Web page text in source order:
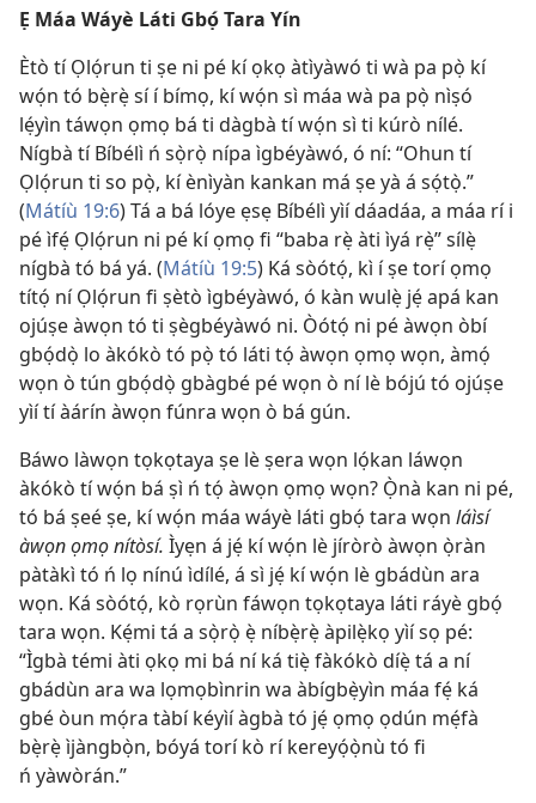
Ẹ Máa Wáyè Láti Gbọ́ Tara Yín
Ètò tí Ọlọ́run ti ṣe ni pé kí ọkọ àtìyàwó ti wà pa pọ̀ kí
wọ́n tó bẹ̀rẹ̀ sí í bímọ, kí wọ́n sì máa wà pa pọ̀ nìṣó
lẹ́yìn táwọn ọmọ bá ti dàgbà tí wọ́n sì ti kúrò nílé.
Nígbà tí Bíbélì ń sọ̀rọ̀ nípa ìgbéyàwó, ó ní: “Ohun tí
Ọlọ́run ti so pọ̀, kí ènìyàn kankan má ṣe yà á sọ́tọ̀.”
(Mátíù 19:6) Tá a bá lóye ẹsẹ Bíbélì yìí dáadáa, a máa rí i
pé ìfẹ́ Ọlọ́run ni pé kí ọmọ fi “baba rẹ̀ àti ìyá rẹ̀” sílẹ̀
nígbà tó bá yá. (Mátíù 19:5) Ká sòótọ́, kì í ṣe torí ọmọ
títọ́ ní Ọlọ́run fi ṣètò ìgbéyàwó, ó kàn wulẹ̀ jẹ́ apá kan
ojúṣe àwọn tó ti ṣègbéyàwó ni. Òótọ́ ni pé àwọn òbí
gbọ́dọ̀ lo àkókò tó pọ̀ tó láti tọ́ àwọn ọmọ wọn, àmọ́
wọn ò tún gbọ́dọ̀ gbàgbé pé wọn ò ní lè bójú tó ojúṣe
yìí tí àárín àwọn fúnra wọn ò bá gún.
Báwo làwọn tọkọtaya ṣe lè ṣera wọn lọ́kan láwọn
àkókò tí wọ́n bá ṣì ń tọ́ àwọn ọmọ wọn? Ọ̀nà kan ni pé,
tó bá ṣeé ṣe, kí wọ́n máa wáyè láti gbọ́ tara wọn láìsí
àwọn ọmọ nítòsí. Ìyẹn á jẹ́ kí wọ́n lè jíròrò àwọn ọ̀ràn
pàtàkì tó ń lọ nínú ìdílé, á sì jẹ́ kí wọ́n lè gbádùn ara
wọn. Ká sòótọ́, kò rọrùn fáwọn tọkọtaya láti ráyè gbọ́
tara wọn. Kẹ́mi tá a sọ̀rọ̀ ẹ̀ níbẹ̀rẹ̀ àpilẹ̀kọ yìí sọ pé:
“Ìgbà témi àti ọkọ mi bá ní ká tiẹ̀ fàkókò díẹ̀ tá a ní
gbádùn ara wa lọmọbìnrin wa àbígbẹ̀yìn máa fẹ́ ká
gbé òun mọ́ra tàbí kéyìí àgbà tó jẹ́ ọmọ ọdún mẹ́fà
bẹ̀rẹ̀ ìjàngbọ̀n, bóyá torí kò rí kereyọ́ọ̀nù tó fi
ń yàwòrán.”